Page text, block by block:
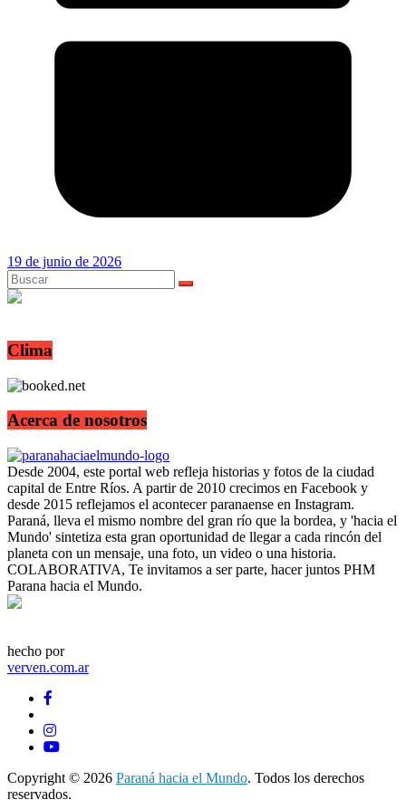
19 de junio de 2026
Clima
Acerca de nosotros
Desde 2004, este portal web refleja historias y fotos de la ciudad
capital de Entre Ríos. A partir de 2010 crecimos en Facebook y
desde 2015 reflejamos el acontecer paranaense en Instagram.
Paraná, lleva el mismo nombre del gran río que la bordea, y 'hacia el
Mundo' sintetiza esta gran oportunidad de llegar a cada rincón del
planeta con un mensaje, una foto, un video o una historia.
COLABORATIVA, Te invitamos a ser parte, hacer juntos PHM
Parana hacia el Mundo.
hecho por
verven.com.ar
Copyright © 2026 Paraná hacia el Mundo. Todos los derechos
reservados.